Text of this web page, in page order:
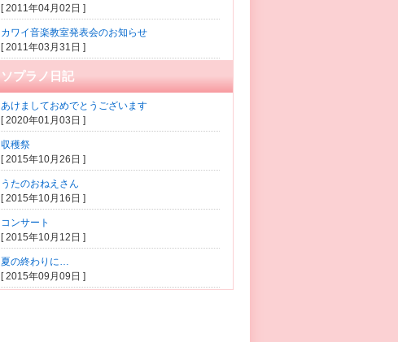
[ 2011年04月02日 ]
カワイ音楽教室発表会のお知らせ
[ 2011年03月31日 ]
ソプラノ日記
あけましておめでとうございます
[ 2020年01月03日 ]
収穫祭
[ 2015年10月26日 ]
うたのおねえさん
[ 2015年10月16日 ]
コンサート
[ 2015年10月12日 ]
夏の終わりに…
[ 2015年09月09日 ]